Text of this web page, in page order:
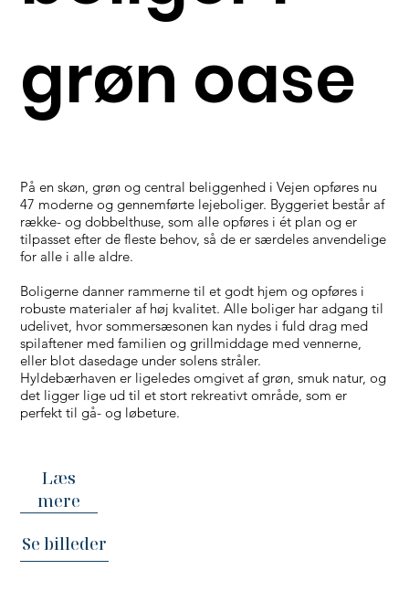
grøn oase
På en skøn, grøn og central beliggenhed i Vejen opføres nu
47 moderne og gennemførte lejeboliger. Byggeriet består af
række- og dobbelthuse, som alle opføres i ét plan og er
tilpasset efter de fleste behov, så de er særdeles anvendelige
for alle i alle aldre.
Boligerne danner rammerne til et godt hjem og opføres i
robuste materialer af høj kvalitet. Alle boliger har adgang til
udelivet, hvor sommersæsonen kan nydes i fuld drag med
spilaftener med familien og grillmiddage med vennerne,
eller blot dasedage under solens stråler.
Hyldebærhaven er ligeledes omgivet af grøn, smuk natur, og
det ligger lige ud til et stort rekreativt område, som er
perfekt til gå- og løbeture.
Læs
mere
Se billeder